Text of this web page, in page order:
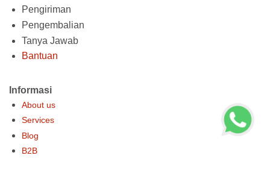
Pengiriman
Pengembalian
Tanya Jawab
Bantuan
Informasi
About us
Services
Blog
B2B